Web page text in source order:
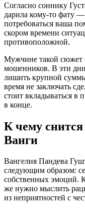
Согласно соннику
дарила кому-то фату
потребоваться ваша
скором времени
противоположной.
Мужчине такой сюжет
мошенников. В эти
лишить крупной
время не заключать
стоит вкладываться
в конце.
К чему
Ванги
Вангелия Пaндева
следующим образом:
собственных эмоций.
же нужно мыслить
из неприятностей с